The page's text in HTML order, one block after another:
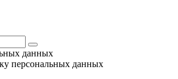
данных
персональных данных